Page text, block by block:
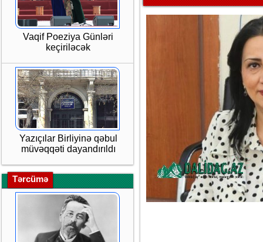
Vaqif Poeziya Günləri
keçiriləcək
Yazıçılar Birliyinə qəbul
müvəqqəti dayandırıldı
Tərcümə